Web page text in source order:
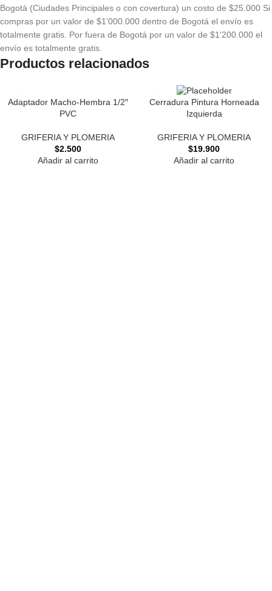
Bogotá (Ciudades Principales o con covertura) un costo de $25.000 Si
compras por un valor de $1'000.000 dentro de Bogotá el envío es
totalmente gratis. Por fuera de Bogotá por un valor de $1'200.000 el
envío es totalmente gratis.
Productos relacionados
Adaptador Macho-Hembra 1/2″
PVC
GRIFERIA Y PLOMERIA
$2.500
Añadir al carrito
Cerradura Pintura Horneada
Izquierda
GRIFERIA Y PLOMERIA
$19.900
Añadir al carrito